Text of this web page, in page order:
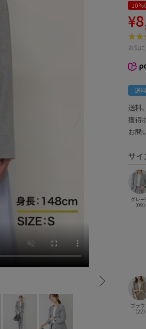
グレー系 (09) ○
お気
送
送料
獲得
お問
サイ
グレー
（09）
ブラウ
（22）